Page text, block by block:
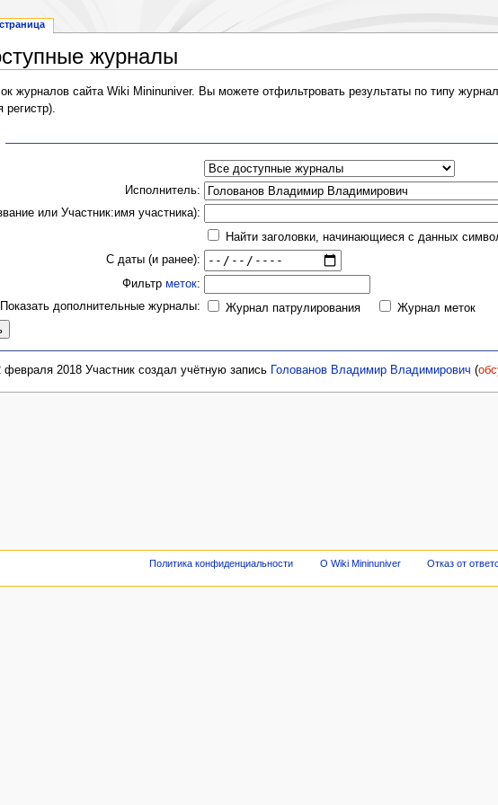
журналы
журналов сайта Wiki Mininuniver. Вы можете отфильтровать результаты по типу
регистр).
Исполнитель:
или Участник:имя участника):
Найти заголовки, начинающиеся с данных
С даты (и ранее):
Фильтрметок:
Показать дополнительные журналы:
Журнал патрулирования Журнал меток
февраля 2018 Участник создал учётную запись Голованов Владимир Владимирович (
Политика конфиденциальности О Wiki Mininuniver Отказ от